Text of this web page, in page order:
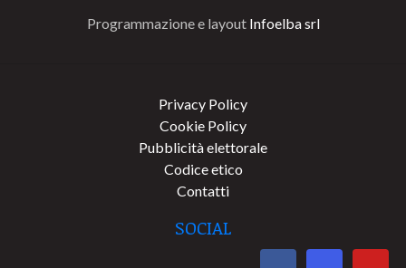
Programmazione e layout Infoelba srl
Privacy Policy
Cookie Policy
Pubblicità elettorale
Codice etico
Contatti
SOCIAL